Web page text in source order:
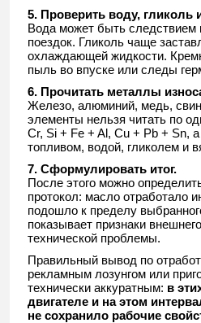
5. Проверить воду, гликоль
Вода может быть следствием
поездок. Гликоль чаще
охлаждающей жидкости.
пыль во впуске или следы
6. Прочитать металлы
Железо, алюминий, медь,
элементы нельзя читать по
Cr, Si + Fe + Al, Cu + Pb + Sn,
топливом, водой, гликолем и
7. Сформулировать итог.
После этого можно
протокол: масло отработало
подошло к пределу
показывает признаки
технической проблемы.
Правильный вывод по
рекламным лозунгом или
технически аккуратным: в
двигателе и на этом
не сохранило рабочие